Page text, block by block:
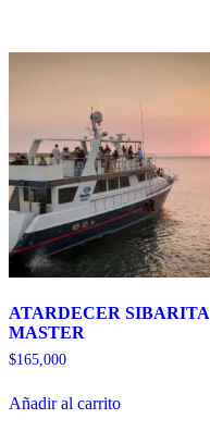
ATARDECER SIBARITA
MASTER
$165,000
Añadir al carrito